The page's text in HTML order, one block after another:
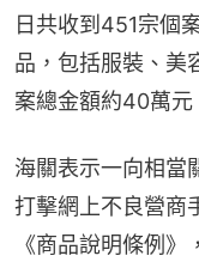
日共收到451宗個
品，包括服裝、美
案總金額約40萬元
海關表示一向相當
打擊網上不良營商
《商品說明條例